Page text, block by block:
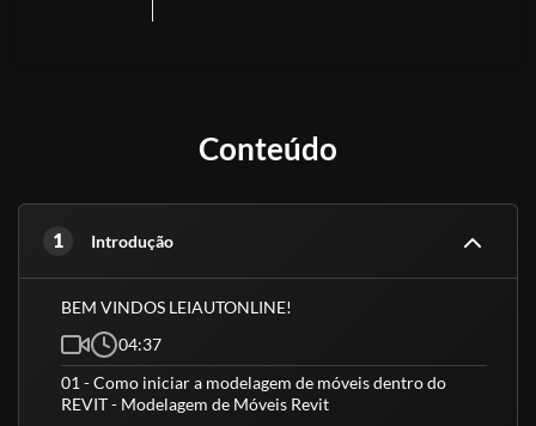
Conteúdo
1 Introdução
BEM VINDOS LEIAUTONLINE!
04:37
01 - Como iniciar a modelagem de móveis dentro do
REVIT - Modelagem de Móveis Revit